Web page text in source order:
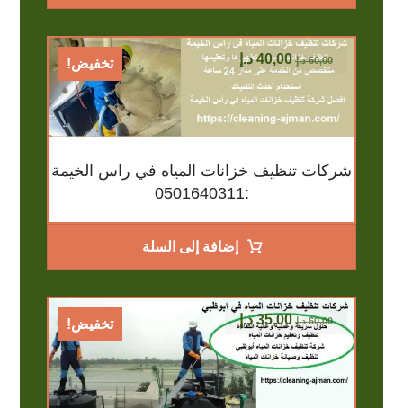
تخفيض!
شركات تنظيف خزانات المياه في راس الخيمة
:0501640311
60,00 د.إ 40,00 د.إ
إضافة إلى السلة
تخفيض! 60,00 د.إ 35,00 د.إ